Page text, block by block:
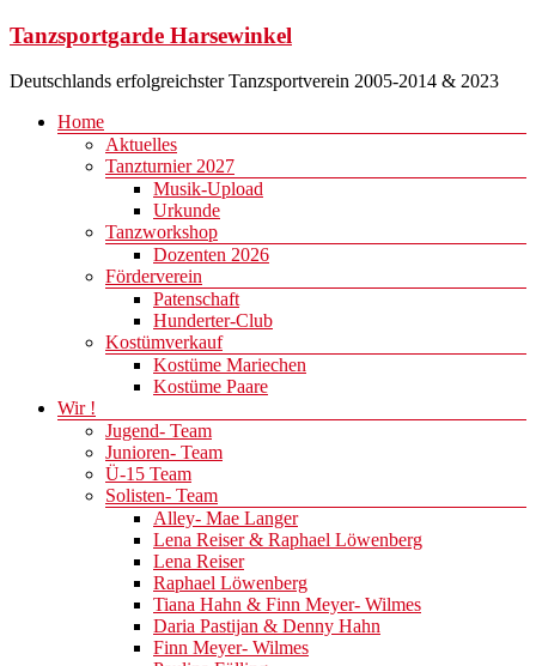
Zum
springen
Tanzsportgarde Harsewinkel
Deutschlands erfolgreichster Tanzsportverein 2005-2014 & 2023
Menü
Home
Aktuelles
Tanzturnier 2027
Musik-Upload
Urkunde
Tanzworkshop
Dozenten 2026
Förderverein
Patenschaft
Hunderter-Club
Kostümverkauf
Kostüme Mariechen
Kostüme Paare
Wir !
Jugend- Team
Junioren- Team
Ü-15 Team
Solisten- Team
Alley- Mae Langer
Lena Reiser & Raphael Löwenberg
Lena Reiser
Raphael Löwenberg
Tiana Hahn & Finn Meyer- Wilmes
Daria Pastijan & Denny Hahn
Finn Meyer- Wilmes